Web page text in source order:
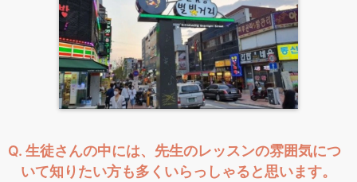
Q. 生徒さんの中には、先生のレッスンの雰囲気につ
いて知りたい方も多くいらっしゃると思います。